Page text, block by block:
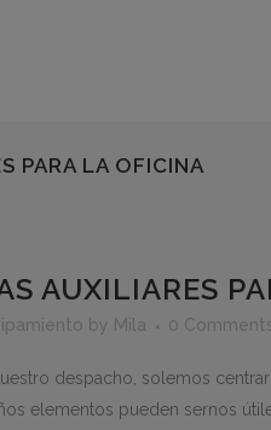
PARA LA OFICINA
AUXILIARES
by Mila 0
despacho, solemos
elementos pueden sernos